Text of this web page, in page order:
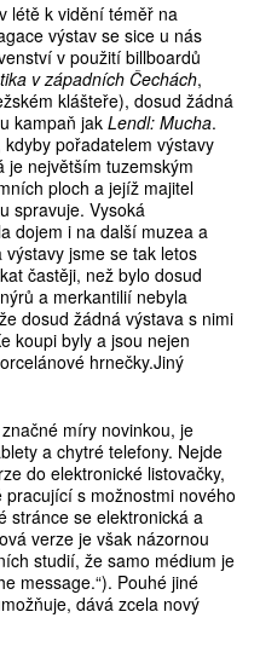
létě k vidění téměř na
výstav se sice u nás
v použití billboardů
v západních Čechách,
klášteře), dosud žádná
kampaň jak Lendl: Mucha.
pořadatelem výstavy
je největším tuzemským
ploch a jejíž majitel
spravuje. Vysoká
dojem i na další muzea a
jsme se tak letos
častěji, než bylo dosud
a merkantilií nebyla
dosud žádná výstava s nimi
koupi byly a jsou nejen
hrnečky.Jiný
míry novinkou, je
a chytré telefony. Nejde
do elektronické listovačky,
s možnostmi nového
stránce se elektronická a
verze je však názornou
studií, že samo médium je
message.“). Pouhé jiné
dává zcela nový